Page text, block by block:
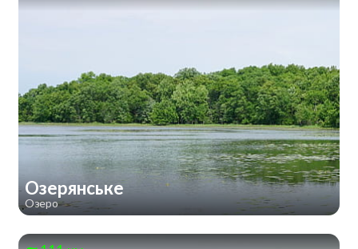
Озерянське
Озеро